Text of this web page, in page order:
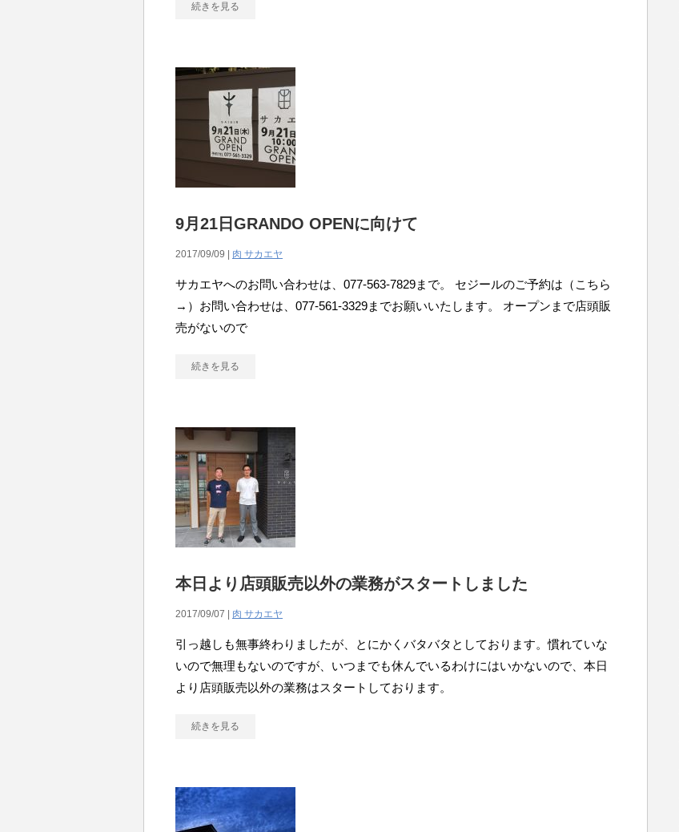
続きを見る
9月21日GRANDO OPENに向けて
2017/09/09 | 肉 サカエヤ
サカエヤへのお問い合わせは、077-563-7829まで。 セジールのご予約は（こちら
→）お問い合わせは、077-561-3329までお願いいたします。 オープンまで店頭販
売がないので
続きを見る
本日より店頭販売以外の業務がスタートしました
2017/09/07 | 肉 サカエヤ
引っ越しも無事終わりましたが、とにかくバタバタとしております。慣れていな
いので無理もないのですが、いつまでも休んでいるわけにはいかないので、本日
より店頭販売以外の業務はスタートしております。
続きを見る